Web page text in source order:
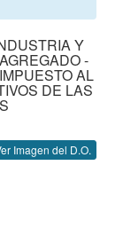
Y
-
AL
DE LAS
Imagen del D.O.